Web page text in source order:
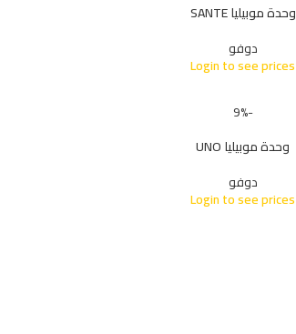
وحدة موبيليا SANTE
دوفو
Login to see prices
-9%
وحدة موبيليا UNO
دوفو
Login to see prices